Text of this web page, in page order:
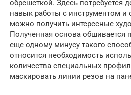
обрешеткой. Здесь потребуется
навык работы с инструментом и
можно получить интересные
Полученная основа обшивается
еще одному минусу такого
относится необходимость
количества специальных
маскировать линии резов на